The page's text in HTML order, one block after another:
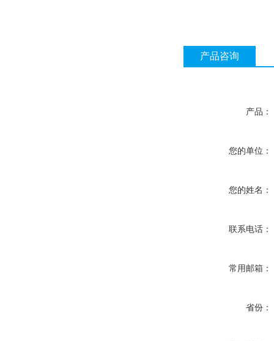
产品咨询
产品：
您的单位：
您的姓名：
联系电话：
常用邮箱：
省份：